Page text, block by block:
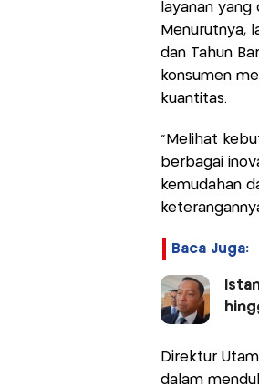
layanan
Menurutnya,
dan Tahun
konsumen
kuantitas.
"Melihat
berbagai
kemudahan
Baca Juga:
Direktur
dalam